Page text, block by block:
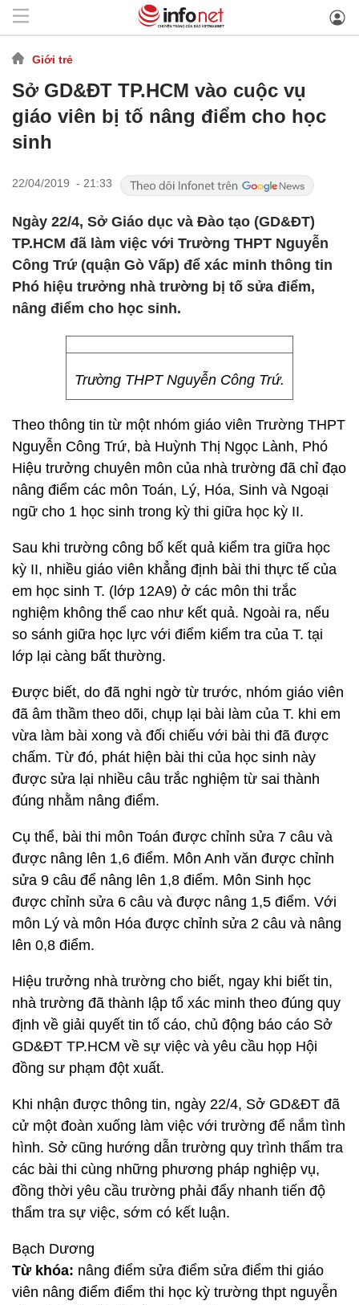
Giới trẻ
Sở GD&ĐT TP.HCM vào cuộc vụ
giáo viên bị tố nâng điểm cho học
sinh
22/04/2019 - 21:33
Ngày 22/4, Sở Giáo dục và Đào tạo (GD&ĐT)
TP.HCM đã làm việc với Trường THPT Nguyễn
Công Trứ (quận Gò Vấp) để xác minh thông tin
Phó hiệu trưởng nhà trường bị tố sửa điểm,
nâng điểm cho học sinh.
Trường THPT Nguyễn Công Trứ.
Theo thông tin từ một nhóm giáo viên Trường THPT
Nguyễn Công Trứ, bà Huỳnh Thị Ngọc Lành, Phó
Hiệu trưởng chuyên môn của nhà trường đã chỉ đạo
nâng điểm các môn Toán, Lý, Hóa, Sinh và Ngoại
ngữ cho 1 học sinh trong kỳ thi giữa học kỳ II.
Sau khi trường công bố kết quả kiểm tra giữa học
kỳ II, nhiều giáo viên khẳng định bài thi thực tế của
em học sinh T. (lớp 12A9) ở các môn thi trắc
nghiệm không thể cao như kết quả. Ngoài ra, nếu
so sánh giữa học lực với điểm kiểm tra của T. tại
lớp lại càng bất thường.
Được biết, do đã nghi ngờ từ trước, nhóm giáo viên
đã âm thầm theo dõi, chụp lại bài làm của T. khi em
vừa làm bài xong và đối chiếu với bài thi đã được
chấm. Từ đó, phát hiện bài thi của học sinh này
được sửa lại nhiều câu trắc nghiệm từ sai thành
đúng nhằm nâng điểm.
Cụ thể, bài thi môn Toán được chỉnh sửa 7 câu và
được nâng lên 1,6 điểm. Môn Anh văn được chỉnh
sửa 9 câu để nâng lên 1,8 điểm. Môn Sinh học
được chỉnh sửa 6 câu và được nâng 1,5 điểm. Với
môn Lý và môn Hóa được chỉnh sửa 2 câu và nâng
lên 0,8 điểm.
Hiệu trưởng nhà trường cho biết, ngay khi biết tin,
nhà trường đã thành lập tổ xác minh theo đúng quy
định về giải quyết tin tố cáo, chủ động báo cáo Sở
GD&ĐT TP.HCM về sự việc và yêu cầu họp Hội
đồng sư phạm đột xuất.
Khi nhận được thông tin, ngày 22/4, Sở GD&ĐT đã
cử một đoàn xuống làm việc với trường để nắm tình
hình. Sở cũng hướng dẫn trường quy trình thẩm tra
các bài thi cùng những phương pháp nghiệp vụ,
đồng thời yêu cầu trường phải đẩy nhanh tiến độ
thẩm tra sự việc, sớm có kết luận.
Bạch Dương
Từ khóa: nâng điểm sửa điểm sửa điểm thi giáo
viên nâng điểm điểm thi học kỳ trường thpt nguyễn